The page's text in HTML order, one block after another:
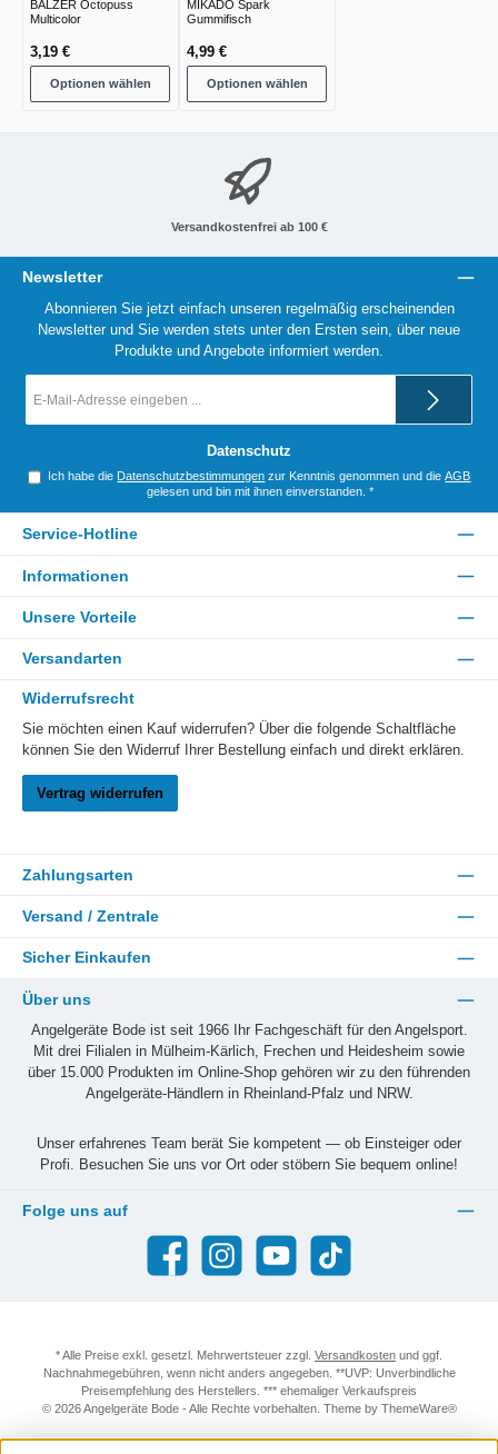
BALZER Octopuss
Multicolor
3,19 €
Optionen wählen
MIKADO Spark
Gummifisch
4,99 €
Optionen wählen
Versandkostenfrei ab 100 €
Newsletter
Abonnieren Sie jetzt einfach unseren regelmäßig erscheinenden
Newsletter und Sie werden stets unter den Ersten sein, über neue
Produkte und Angebote informiert werden.
Mail-
Datenschutz
Ich habe die Datenschutzbestimmungen zur Kenntnis genommen und dieAGB
gelesen und bin mit ihnen einverstanden. *
Service-Hotline
Informationen
Unsere Vorteile
Versandarten
Widerrufsrecht
Sie möchten einen Kauf widerrufen? Über die folgende Schaltfläche
können Sie den Widerruf Ihrer Bestellung einfach und direkt erklären.
Vertrag widerrufen
Zahlungsarten
Versand / Zentrale
Sicher Einkaufen
Über uns
Angelgeräte Bode ist seit 1966 Ihr Fachgeschäft für den Angelsport.
Mit drei Filialen in Mülheim-Kärlich, Frechen und Heidesheim sowie
über 15.000 Produkten im Online-Shop gehören wir zu den führenden
Angelgeräte-Händlern in Rheinland-Pfalz und NRW.
Unser erfahrenes Team berät Sie kompetent — ob Einsteiger oder
Profi. Besuchen Sie uns vor Ort oder stöbern Sie bequem online!
Folge uns auf
Facebook Instagram YouTube TikTok
* Alle Preise exkl. gesetzl. Mehrwertsteuer zzgl. Versandkosten und ggf.
Nachnahmegebühren, wenn nicht anders angegeben. **UVP: Unverbindliche
Preisempfehlung des Herstellers. *** ehemaliger Verkaufspreis
© 2026 Angelgeräte Bode - Alle Rechte vorbehalten. Theme by ThemeWare®